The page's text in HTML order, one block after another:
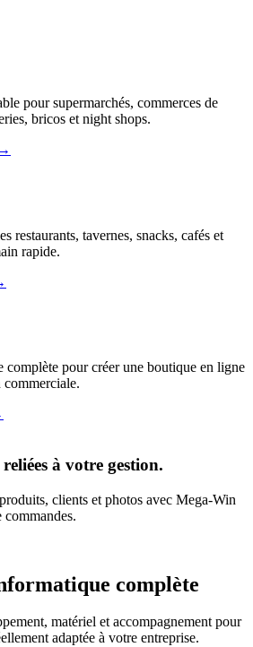
pour supermarchés, commerces de
bricos et night shops.
restaurants, tavernes, snacks, cafés et
rapide.
complète pour créer une boutique en ligne
commerciale.
à votre gestion.
clients et photos avec Mega-Win
complète
matériel et accompagnement pour
adaptée à votre entreprise.